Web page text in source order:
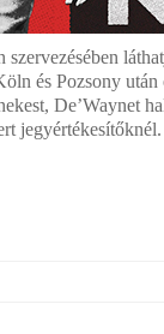
és Pozsony után
De’Waynet
jegyértékesítőknél.